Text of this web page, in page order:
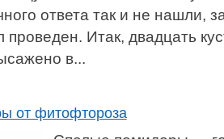
ответа так и не нашли,
проведен. Итак, двадцать
в...
от фитофтороза